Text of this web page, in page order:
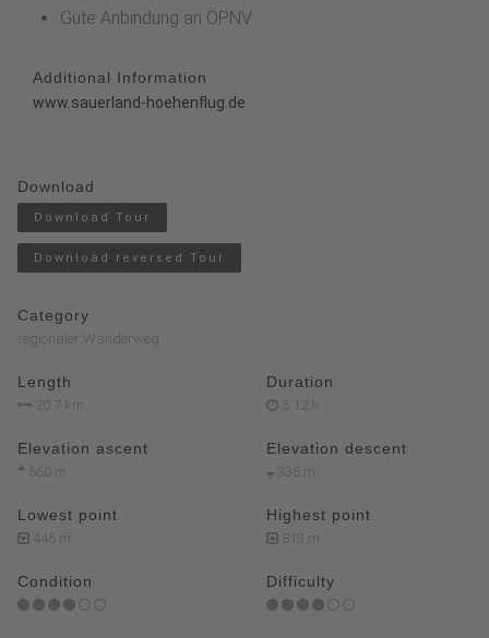
Gute Anbindung an ÖPNV
Additional Information
www.sauerland-hoehenflug.de
Download
Download Tour
Download reversed Tour
Category
regionaler Wanderweg
Length
20.7 km
Duration
5:12 h
Elevation ascent
660 m
Elevation descent
336 m
Lowest point
446 m
Highest point
813 m
Condition Difficulty